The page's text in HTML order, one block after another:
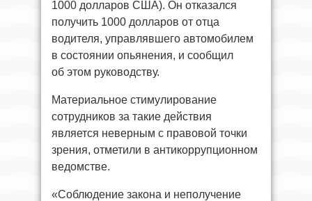
1000 долларов США). Он отказался
получить 1000 долларов от отца
водителя, управлявшего автомобилем
в состоянии опьянения, и сообщил
об этом руководству.
Материальное стимулирование
сотрудников за такие действия
является неверным с правовой точки
зрения, отметили в антикоррупционном
ведомстве.
«Соблюдение закона и неполучение